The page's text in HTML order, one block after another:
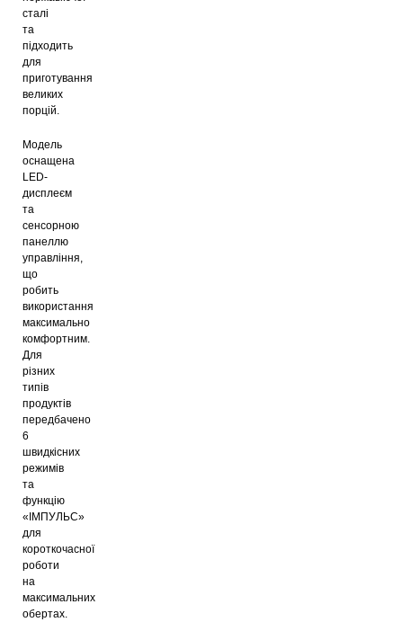
сталі
та
підходить
для
приготування
великих
порцій.
Модель
оснащена
LED-
дисплеєм
та
сенсорною
панеллю
управління,
що
робить
використання
максимально
комфортним.
Для
різних
типів
продуктів
передбачено
6
швидкісних
режимів
та
функцію
«ІМПУЛЬС»
для
короткочасної
роботи
на
максимальних
обертах.